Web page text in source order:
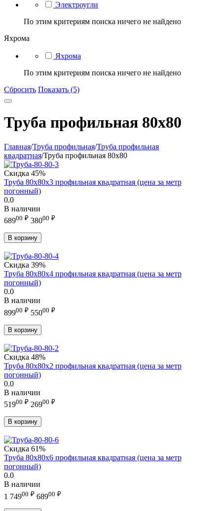
Электроугли
По этим критериям поиска ничего не найдено
Яхрома
Яхрома
По этим критериям поиска ничего не найдено
Сбросить Показать (5)
Труба профильная 80x80
Главная/Труба профильная/Труба профильная
квадратная/Труба профильная 80x80
Скидка 45%
Труба 80х80х3 профильная квадратная (цена за метр
погонный)
0.0
В наличии
68900 ₽ 38000 ₽
В корзину
Скидка 39%
Труба 80х80х4 профильная квадратная (цена за метр
погонный)
0.0
В наличии
89900 ₽ 55000 ₽
В корзину
Скидка 48%
Труба 80х80х2 профильная квадратная (цена за метр
погонный)
0.0
В наличии
51900 ₽ 26900 ₽
В корзину
Скидка 61%
Труба 80х80х6 профильная квадратная (цена за метр
погонный)
0.0
В наличии
1 74900 ₽ 68900 ₽